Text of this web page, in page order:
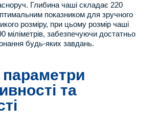
Глибина чаші складає 220
показником для зручного
розміру, при цьому розмір чаші
міліметрів, забезпечуючи достатньо
будь-яких завдань.
параметри
та